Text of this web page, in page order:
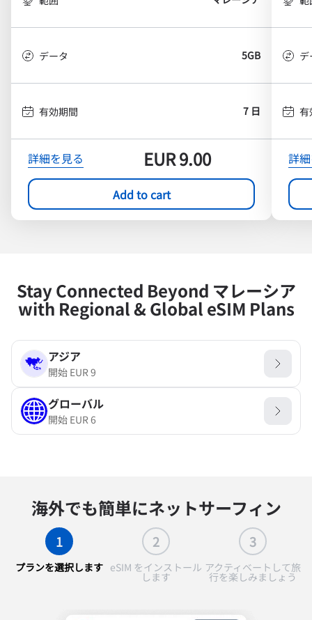
データ 5GB
有効期間 7 日
詳細を見る EUR9.00
Add to cart
有
詳
Stay Connected Beyond マレーシア
with Regional & Global eSIM Plans
アジア
開始 EUR9
グローバル
開始 EUR6
海外でも簡単にネットサーフィン
1
プランを選択します
2
eSIM をインストール
します
3
アクティベートして旅
行を楽しみましょう